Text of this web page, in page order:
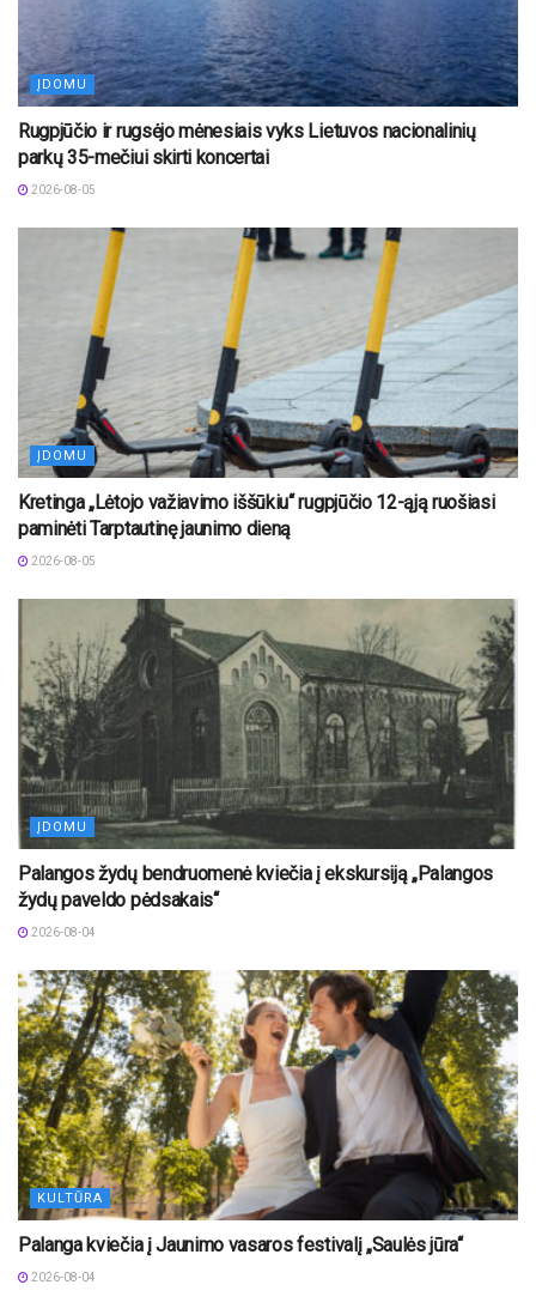
ĮDOMU
Rugpjūčio ir rugsėjo mėnesiais vyks Lietuvos nacionalinių
parkų 35-mečiui skirti koncertai
2026-08-05
ĮDOMU
Kretinga „Lėtojo važiavimo iššūkiu“ rugpjūčio 12-ąją ruošiasi
paminėti Tarptautinę jaunimo dieną
2026-08-05
ĮDOMU
Palangos žydų bendruomenė kviečia į ekskursiją „Palangos
žydų paveldo pėdsakais“
2026-08-04
KULTŪRA
Palanga kviečia į Jaunimo vasaros festivalį „Saulės jūra“
2026-08-04